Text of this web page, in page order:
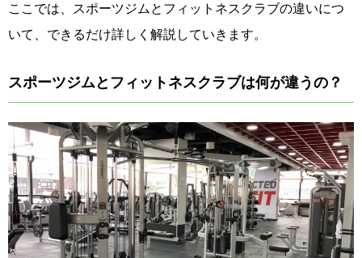
ここでは、スポーツジムとフィットネスクラブの違いにつ
いて、できるだけ詳しく解説していきます。
スポーツジムとフィットネスクラブは何が違うの？